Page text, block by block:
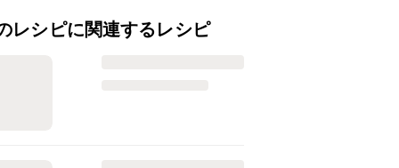
レシピに関連するレシピ